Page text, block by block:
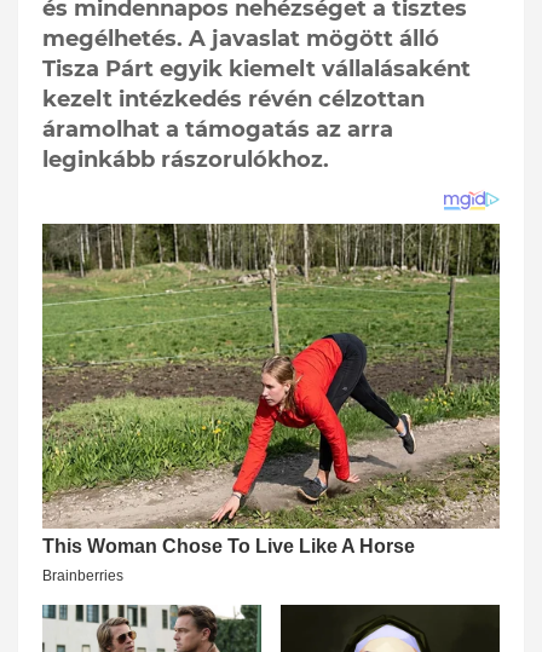
és mindennapos nehézséget a tisztes
megélhetés. A javaslat mögött álló
Tisza Párt egyik kiemelt vállalásaként
kezelt intézkedés révén célzottan
áramolhat a támogatás az arra
leginkább rászorulókhoz.